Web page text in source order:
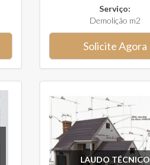
Serviço:
Demolição m2
Solicite Agora
LAUDO TÉCNICO